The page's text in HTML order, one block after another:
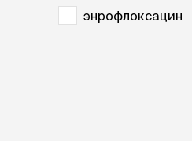
энрофлоксацин